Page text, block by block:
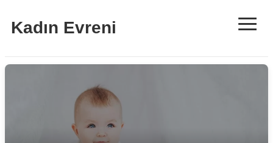
Kadın Evreni ≡